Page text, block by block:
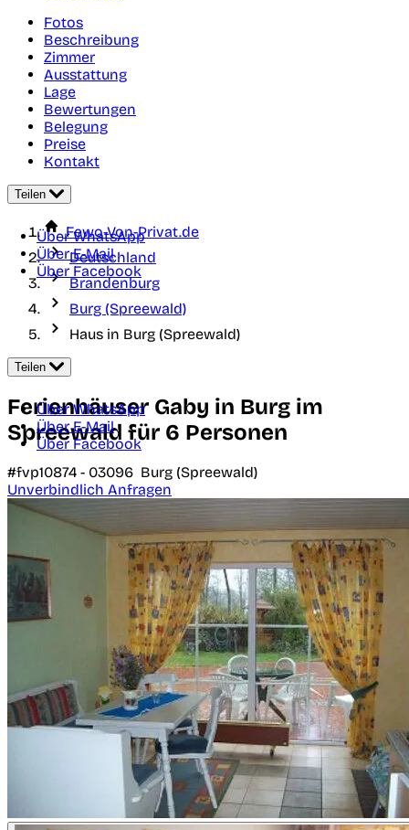
Fotos
Beschreibung
Zimmer
Ausstattung
Lage
Bewertungen
Belegung
Preise
Kontakt
Teilen
Über WhatsApp
Über E-Mail
Über Facebook
Fewo-Von-Privat.de
Deutschland
Brandenburg
Burg (Spreewald)
Haus in Burg (Spreewald)
Teilen
Über WhatsApp
Über E-Mail
Über Facebook
Ferienhäuser Gaby in Burg im
Spreewald für 6 Personen
#fvp10874 - 03096 Burg (Spreewald)
Unverbindlich Anfragen